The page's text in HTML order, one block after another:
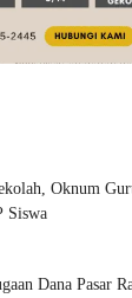
Oknum
Siswa
Dana Pasar